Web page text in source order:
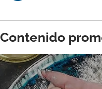
Gracias por